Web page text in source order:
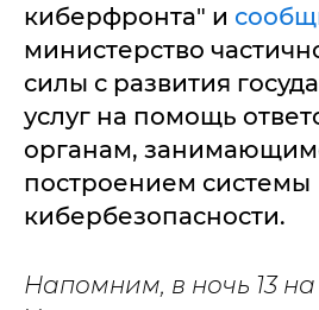
киберфронта" и
министерство
силы с развития
услуг на помощь
органам,
построением системы
кибербезопасности.
Напомним, в ночь 13 на